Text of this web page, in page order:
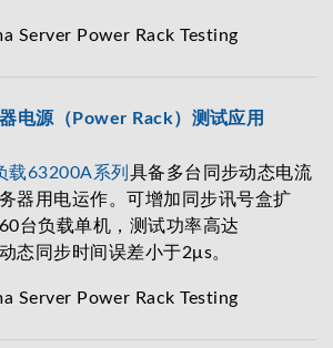
电源（Power Rack）测试应用
载63200A系列 具备多台同步动态电流
器用电运作。可增加同步讯号盒扩
台负载单机，测试功率高达
态同步时间误差小于2μs。